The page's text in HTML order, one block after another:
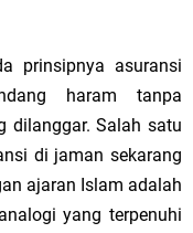
prinsipnya asuransi
haram tanpa
dilanggar. Salah satu
di jaman sekarang
ajaran Islam adalah
yang terpenuhi